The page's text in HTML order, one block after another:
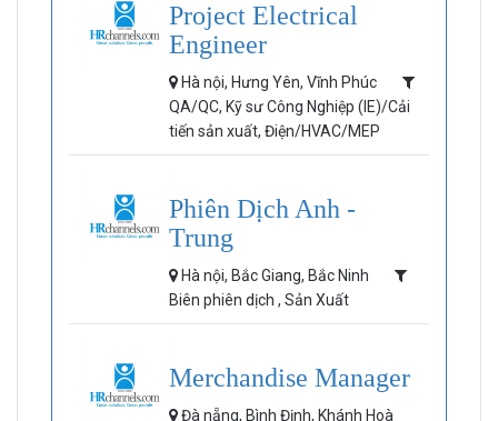
Project Electrical
Engineer
Hà nội, Hưng Yên, Vĩnh Phúc
QA/QC, Kỹ sư Công Nghiệp (IE)/Cải
tiến sản xuất, Điện/HVAC/MEP
Phiên Dịch Anh -
Trung
Hà nội, Bắc Giang, Bắc Ninh
Biên phiên dịch , Sản Xuất
Merchandise Manager
Đà nẵng, Bình Định, Khánh Hoà